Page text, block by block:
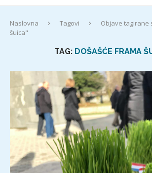
Naslovna Tagovi
Objave tagirane
šuica"
TAG: DOŠAŠĆE FRAMA